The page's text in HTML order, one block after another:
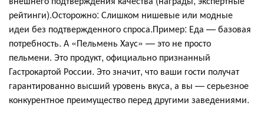
рейтинги).Осторожно: Слишком нишевые или модные
идеи без подтвержденного спроса.Пример: Еда — базовая
потребность. А «Пельмень Хаус» — это не просто
пельмени. Это продукт, официально признанный
Гастрокартой России. Это значит, что ваши гости получат
гарантированно высший уровень вкуса, а вы — серьезное
конкурентное преимущество перед другими заведениями.